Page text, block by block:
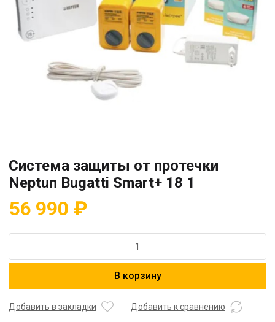
Система защиты от протечки
Neptun Bugatti Smart+ 18 1
56 990 ₽
Система
протечки
В корзину
Добавить в закладки Добавить к сравнению